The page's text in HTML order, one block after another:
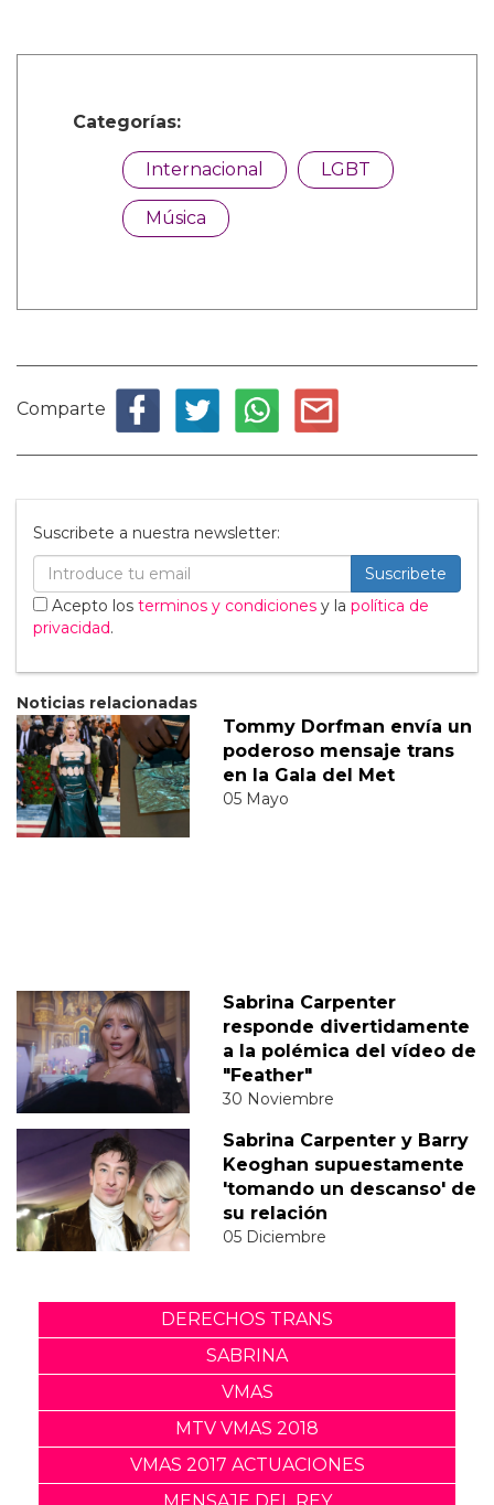
Categorías:
Internacional LGBT
Música
Comparte
Suscribete a nuestra newsletter:
Suscribete
Acepto los terminos y condiciones y la política de
privacidad.
Noticias relacionadas
Tommy Dorfman envía un
poderoso mensaje trans
en la Gala del Met
05 Mayo
Sabrina Carpenter
responde divertidamente
a la polémica del vídeo de
"Feather"
30 Noviembre
Sabrina Carpenter y Barry
Keoghan supuestamente
'tomando un descanso' de
su relación
05 Diciembre
DERECHOS TRANS
SABRINA
VMAS
MTV VMAS 2018
VMAS 2017 ACTUACIONES